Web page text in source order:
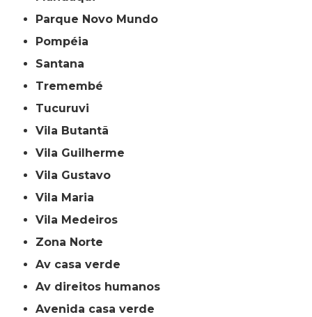
Parque Novo Mundo
Pompéia
Santana
Tremembé
Tucuruvi
Vila Butantã
Vila Guilherme
Vila Gustavo
Vila Maria
Vila Medeiros
Zona Norte
av casa verde
av direitos humanos
avenida casa verde